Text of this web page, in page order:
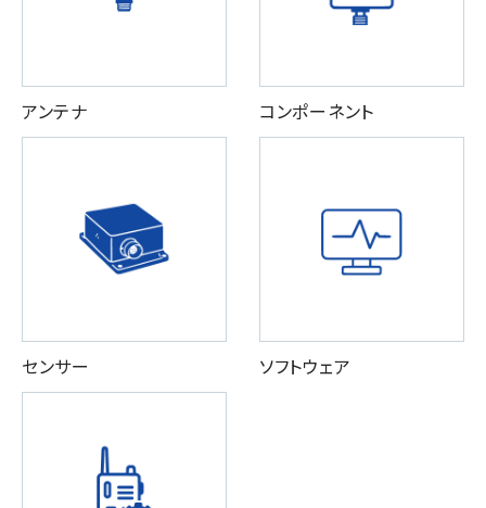
アンテナ コンポーネント
センサー ソフトウェア